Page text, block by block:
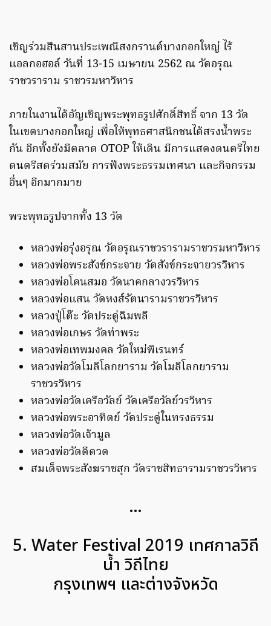
เชิญร่วมสืนสานประเพณีสงกรานต์บางกอกใหญ่ ไร้
แอลกอฮอล์ วันที่ 13-15 เมษายน 2562 ณ วัดอรุณ
ราชวราราม ราชวรมหาวิหาร
ภายในงานได้อัญเชิญพระพุทธรูปศักดิ์สิทธิ์ จาก 13 วัด
ในเขตบางกอกใหญ่ เพื่อให้พุทธศาสนิกชนได้สรงน้ำพระ
กัน อีกทั้งยังมีตลาด OTOP ให้เดิน มีการแสดงดนตรีไทย
ดนตรีสดร่วมสมัย การฟังพระธรรมเทศนา และกิจกรรม
อื่นๆ อีกมากมาย
พระพุทธรูปจากทั้ง 13 วัด
หลวงพ่อรุ่งอรุณ วัดอรุณราชวรารามราชวรมหาวิหาร
หลวงพ่อพระสังข์กระจาย วัดสังข์กระจายวรวิหาร
หลวงพ่อโคนสมอ วัดนาคกลางวรวิหาร
หลวงพ่อแสน วัดหงส์รัตนารามราชวรวิหาร
หลวงปู่โต๊ะ วัดประดู่ฉิมพลี
หลวงพ่อเกษร วัดท่าพระ
หลวงพ่อเทพมงคล วัดใหม่พิเรนทร์
หลวงพ่อวัดโมลีโลกยาราม วัดโมลีโลกยาราม
ราชวรวิหาร
หลวงพ่อวัดเครือวัลย์ วัดเครือวัลย์วรวิหาร
หลวงพ่อพระอาทิตย์ วัดประดู่ในทรงธรรม
หลวงพ่อวัดเจ้ามูล
หลวงพ่อวัดดีดวด
สมเด็จพระสังฆราชสุก วัดราชสิทธารามราชวรวิหาร
…
5. Water Festival 2019 เทศกาลวิถี
น้ำ วิถีไทย
กรุงเทพฯ และต่างจังหวัด